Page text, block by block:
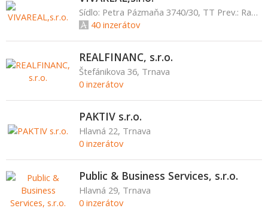
Sídlo: Petra Pázmaňa 3740/30, TT Prev.: Radlinského 6, Trnava, IČO: 36273848, Spoločnosť VIVAREAL s.r.o. je zap. v OR OS Trnava, vložka číslo: 17356/T, Trnava
40 inzerátov
REALFINANC, s.r.o.
Štefánikova 36, Trnava
0 inzerátov
PAKTIV s.r.o.
Hlavná 22, Trnava
0 inzerátov
Public & Business Services, s.r.o.
Hlavná 29, Trnava
0 inzerátov